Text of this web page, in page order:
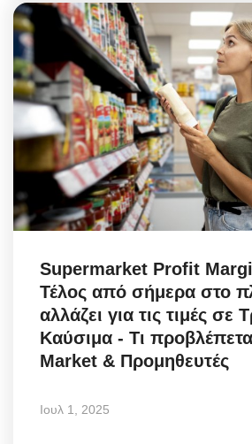
Supermarket Profit
Τέλος από σήμερα στο
αλλάζει για τις τιμές σε
Καύσιμα - Τι
Market & Προμηθευτές
Ιουλ 1, 2025